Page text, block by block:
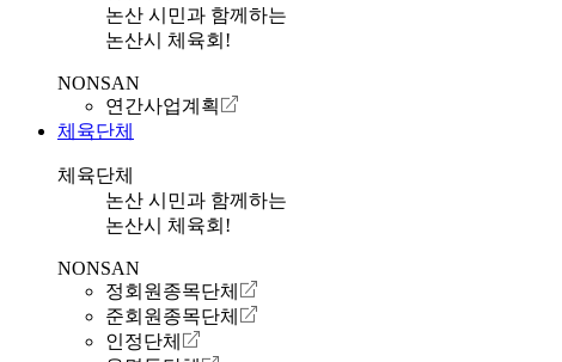
논산 시민과 함께하는
논산시 체육회!
NONSAN
연간사업계획
체육단체
체육단체
논산 시민과 함께하는
논산시 체육회!
NONSAN
정회원종목단체
준회원종목단체
인정단체